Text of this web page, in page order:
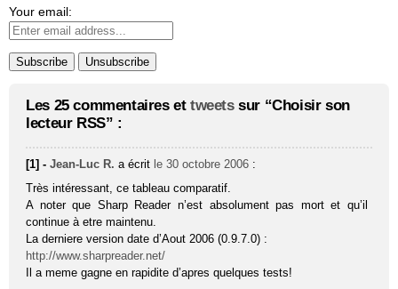
Your email:
Les 25 commentaires et tweetssur “Choisir son
lecteur RSS” :
[1] -Jean-Luc R. a écrit le 30 octobre 2006 :
Très intéressant, ce tableau comparatif.
A noter que Sharp Reader n’est absolument pas mort et qu’il
continue à etre maintenu.
La derniere version date d’Aout 2006 (0.9.7.0) :
http://www.sharpreader.net/
Il a meme gagne en rapidite d’apres quelques tests!